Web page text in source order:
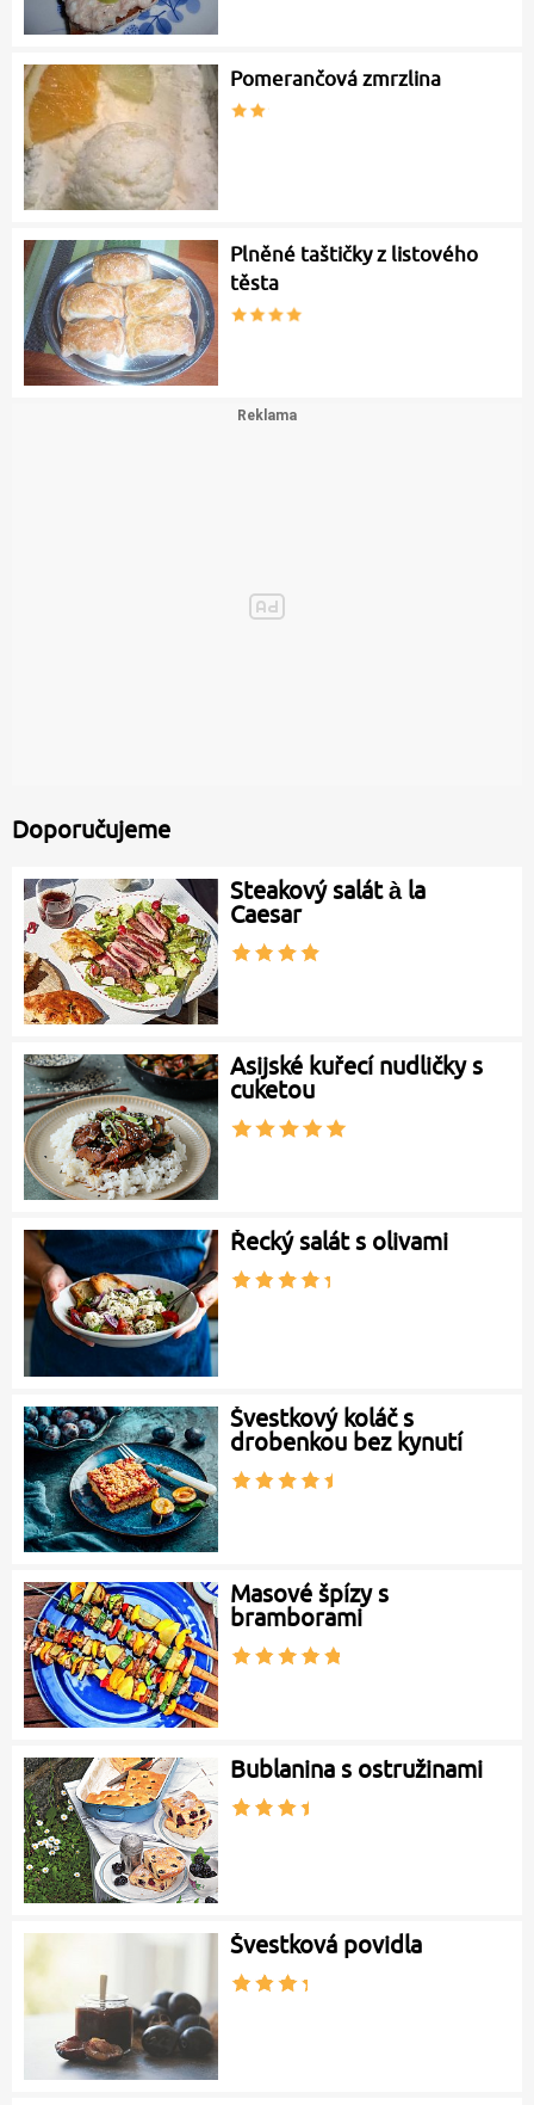
Pomerančová zmrzlina
Plněné taštičky z listového
těsta
Doporučujeme
Steakový salát à la
Caesar
Asijské kuřecí nudličky s
cuketou
Řecký salát s olivami
Švestkový koláč s
drobenkou bez kynutí
Masové špízy s
bramborami
Bublanina s ostružinami
Švestková povidla